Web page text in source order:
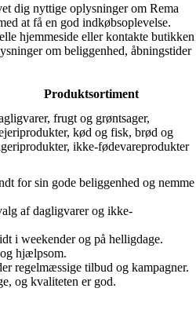
dig nyttige oplysninger om Rema
at få en god indkøbsoplevelse.
hjemmeside eller kontakte butikken
om beliggenhed, åbningstider
Produktsortiment
frugt og grøntsager,
kød og fisk, brød og
ikke-fødevareprodukter
for sin gode beliggenhed og nemme
af dagligvarer og ikke-
i weekender og på helligdage.
hjælpsom.
regelmæssige tilbud og kampagner.
og kvaliteten er god.